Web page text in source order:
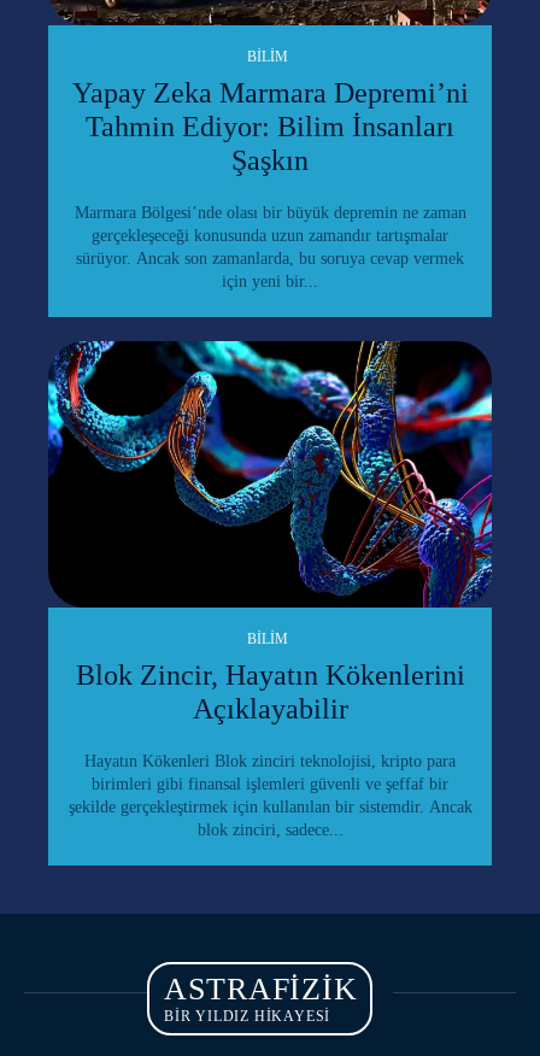
BILIM
Yapay Zeka Marmara Depremi’ni
Tahmin Ediyor: Bilim İnsanları
Şaşkın
Marmara Bölgesi’nde olası bir büyük depremin ne zaman
gerçekleşeceği konusunda uzun zamandır tartışmalar
sürüyor. Ancak son zamanlarda, bu soruya cevap vermek
için yeni bir...
BILIM
Blok Zincir, Hayatın Kökenlerini
Açıklayabilir
Hayatın Kökenleri Blok zinciri teknolojisi, kripto para
birimleri gibi finansal işlemleri güvenli ve şeffaf bir
şekilde gerçekleştirmek için kullanılan bir sistemdir. Ancak
blok zinciri, sadece...
ASTRAFIZIK
BİR YILDIZ HİKAYESİ